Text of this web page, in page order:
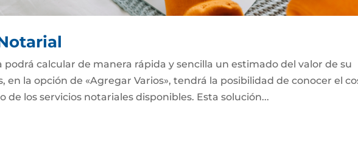
calcular de manera rápida y sencilla un estimado del valor de su
en la opción de «Agregar Varios», tendrá la posibilidad de conocer el
de los servicios notariales disponibles. Esta solución...